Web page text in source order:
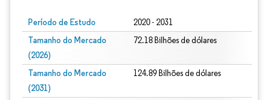
Período de Estudo 2020 - 2031
Tamanho do Mercado
(2026)
72.18 Bilhões de dólares
Tamanho do Mercado
(2031)
124.89 Bilhões de dólares